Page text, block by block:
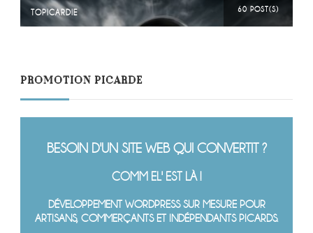
TOPICARDIE 60 POST(S)
PROMOTION PICARDE
BESOIN D'UN SITE WEB QUI CONVERTIT ?
COMM EL' EST LÀ !
DÉVELOPPEMENT WORDPRESS SUR MESURE POUR
ARTISANS, COMMERÇANTS ET INDÉPENDANTS PICARDS.